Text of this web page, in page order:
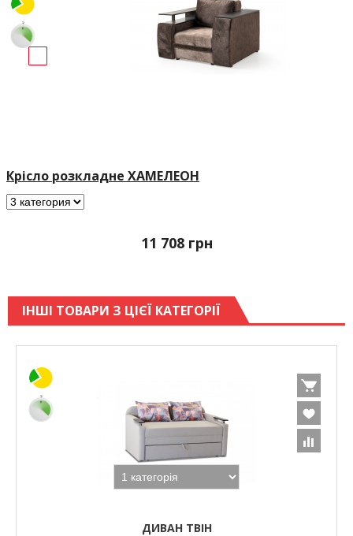
Крісло розкладне ХАМЕЛЕОН
11 708 грн
ІНШІ ТОВАРИ З ЦІЄЇ КАТЕГОРІЇ
ДИВАН ТВІН